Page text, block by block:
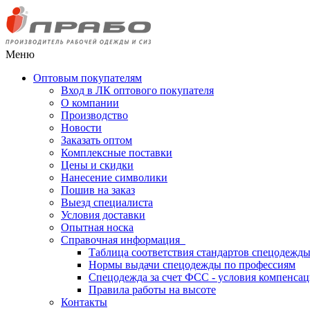
Меню
Оптовым покупателям
Вход в ЛК оптового покупателя
О компании
Производство
Новости
Заказать оптом
Комплексные поставки
Цены и скидки
Нанесение символики
Пошив на заказ
Выезд специалиста
Условия доставки
Опытная носка
Справочная информация
Таблица соответствия стандартов спецодежды
Нормы выдачи спецодежды по профессиям
Спецодежда за счет ФСС - условия
Правила работы на высоте
Контакты